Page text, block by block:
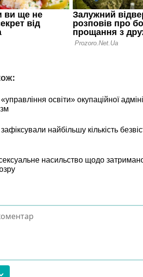
освіти» окупаційної
найбільшу кількість
насильство щодо